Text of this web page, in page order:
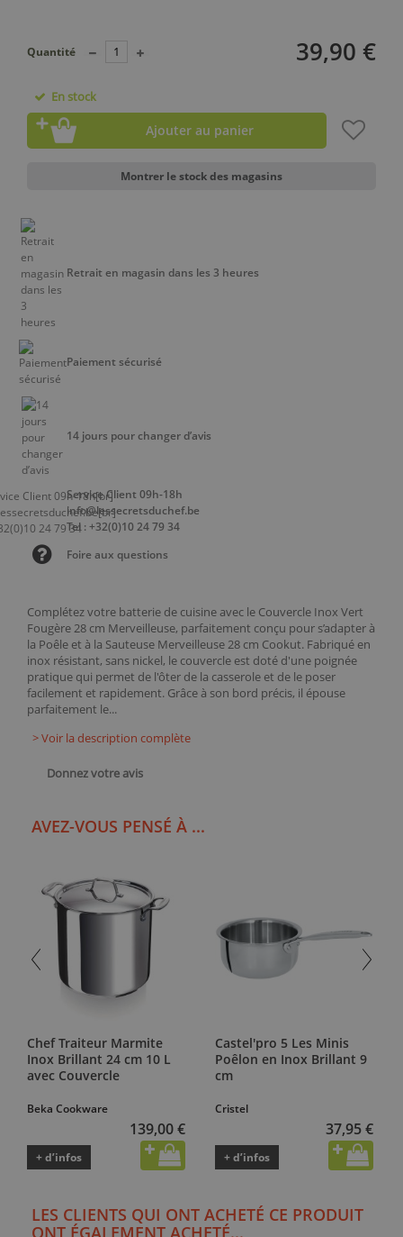
Complétez votre batterie de cuisine avec le Couvercle Inox Vert
Fougère 28 cm Merveilleuse, parfaitement conçu pour s’adapter à
la Poêle et à la Sauteuse Merveilleuse 28 cm Cookut. Fabriqué en
inox résistant, sans nickel, le couvercle est doté d'une poignée
pratique qui permet de l'ôter de la casserole et de le poser
facilement et rapidement. Grâce à son bord précis, il épouse
parfaitement le...
> Voir la description complète
Donnez votre avis
39,90 €
Quantité
En stock
Ajouter au panier
Montrer le stock des magasins
Retrait en magasin dans les 3 heures
Paiement sécurisé
14 jours pour changer d’avis
Service Client 09h-18h
info@lessecretsduchef.be
Tel : +32(0)10 24 79 34
Foire aux questions
AVEZ-VOUS PENSÉ À ...
Chef Traiteur Marmite
Inox Brillant 24 cm 10 L
avec Couvercle
Beka Cookware
139,00 €
+ d’infos
Castel'pro 5 Les Minis
Poêlon en Inox Brillant 9
cm
Cristel
37,95 €
+ d’infos
LES CLIENTS QUI ONT ACHETÉ CE PRODUIT
ONT ÉGALEMENT ACHETÉ...